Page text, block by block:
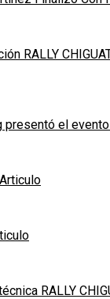
RALLY
presentó el
RALLY